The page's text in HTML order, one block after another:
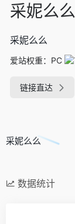
采妮么么
采妮么么
爱站权重： PC
链接直达
采妮么么
数据统计